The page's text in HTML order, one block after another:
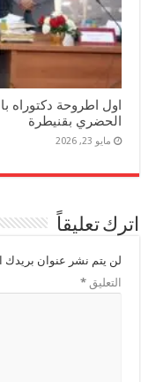
اول اطروحة دكتوراه
الحضري بقنيطرة
مايو 23, 2026
اترك تعليقاً
لن يتم نشر عنوان بريدك
التعليق*